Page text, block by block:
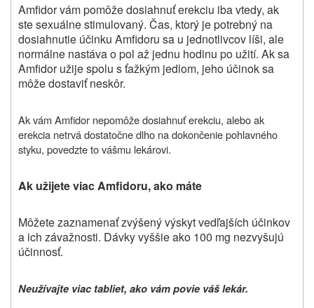
Amfidor vám pomôže dosiahnuť erekciu iba vtedy, ak
ste sexuálne stimulovaný. Čas, ktorý je potrebný na
dosiahnutie účinku Amfidoru sa u jednotlivcov líši, ale
normálne nastáva o pol až jednu hodinu po užití. Ak sa
Amfidor užije spolu s ťažkým jedlom, jeho účinok sa
môže dostaviť neskôr.
Ak vám Amfidor nepomôže dosiahnuť erekciu, alebo ak
erekcia netrvá dostatočne dlho na dokončenie pohlavného
styku, povedzte to vášmu lekárovi.
Ak užijete viac Amfidoru, ako máte
Môžete zaznamenať zvýšený výskyt vedľajších účinkov
a ich závažnosti. Dávky vyššie ako 100 mg nezvyšujú
účinnosť.
Neužívajte viac tabliet, ako vám povie váš lekár.